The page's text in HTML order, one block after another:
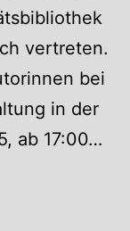
vertreten.
bei
in der
ab 17:00…